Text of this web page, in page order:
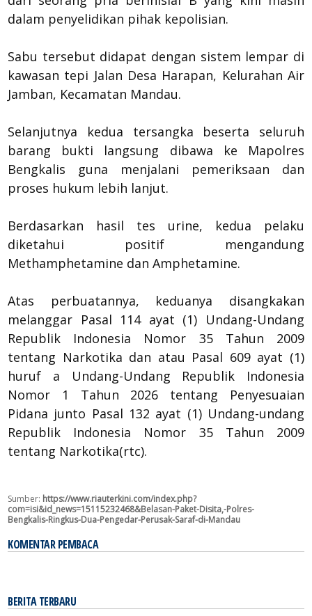
dalam penyelidikan pihak kepolisian.
Sabu tersebut didapat dengan sistem lempar di
kawasan tepi Jalan Desa Harapan, Kelurahan Air
Jamban, Kecamatan Mandau.
Selanjutnya kedua tersangka beserta seluruh
barang bukti langsung dibawa ke Mapolres
Bengkalis guna menjalani pemeriksaan dan
proses hukum lebih lanjut.
Berdasarkan hasil tes urine, kedua pelaku
diketahui positif mengandung
Methamphetamine dan Amphetamine.
Atas perbuatannya, keduanya disangkakan
melanggar Pasal 114 ayat (1) Undang-Undang
Republik Indonesia Nomor 35 Tahun 2009
tentang Narkotika dan atau Pasal 609 ayat (1)
huruf a Undang-Undang Republik Indonesia
Nomor 1 Tahun 2026 tentang Penyesuaian
Pidana junto Pasal 132 ayat (1) Undang-undang
Republik Indonesia Nomor 35 Tahun 2009
tentang Narkotika(rtc).
Sumber: https://www.riauterkini.com/index.php?
com=isi&id_news=15115232468&Belasan-Paket-Disita,-Polres-
Bengkalis-Ringkus-Dua-Pengedar-Perusak-Saraf-di-Mandau
KOMENTAR PEMBACA
BERITA TERBARU